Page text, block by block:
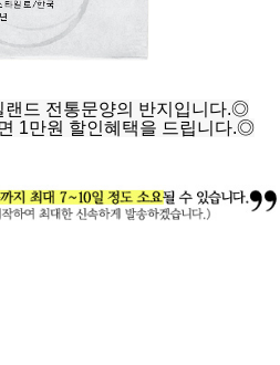
드 전통문양의 반지입니다.◎
1만원 할인혜택을 드립니다.◎